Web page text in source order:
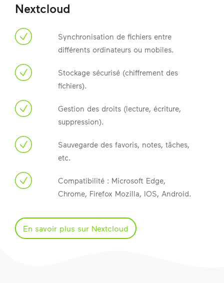
Nextcloud
Synchronisation de fichiers entre
différents ordinateurs ou mobiles.
Stockage sécurisé (chiffrement des
fichiers).
Gestion des droits (lecture, écriture,
suppression).
Sauvegarde des favoris, notes, tâches,
etc.
Compatibilité : Microsoft Edge,
Chrome, Firefox Mozilla, IOS, Android.
En savoir plus sur Nextcloud